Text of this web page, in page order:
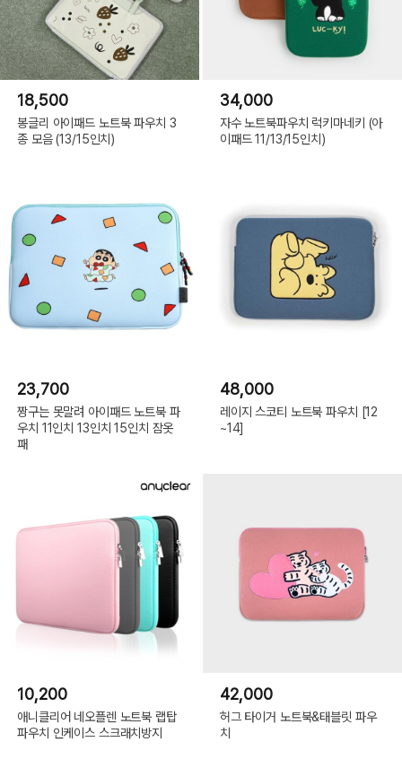
18,500
봉글리 아이패드 노트북 파우치 3
종 모음 (13/15인치)
34,000
자수 노트북파우치 럭키마네키 (아
이패드 11/13/15인치)
23,700
짱구는 못말려 아이패드 노트북 파
우치 11인치 13인치 15인치 잠옷
패
48,000
레이지 스코티 노트북 파우치 [12
~14]
10,200
애니클리어 네오플렌 노트북 랩탑
파우치 인케이스 스크래치방지
42,000
허그 타이거 노트북&태블릿 파우
치